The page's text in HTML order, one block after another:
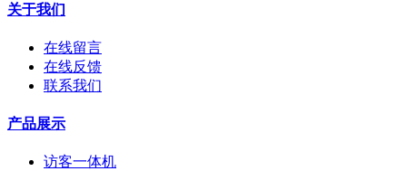
关于我们
在线留言
在线反馈
联系我们
产品展示
访客一体机